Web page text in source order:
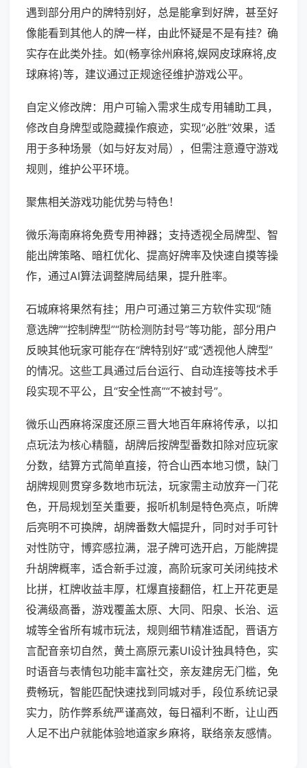
遇到部分用户的牌特别好，总是能拿到好牌，甚至好
像能看到其他人的牌一样，由此怀疑是不是有挂？确
实存在此类外挂。如(畅享徐州麻将,娱网皮球麻将,皮
球麻将)等，建议通过正规途径维护游戏公平。
自定义修改牌：用户可输入需求生成专用辅助工具，
修改自身牌型或隐藏操作痕迹，实现“必胜”效果，适
用于多种场景（如与好友对局），但需注意遵守游戏
规则，维护公平环境。
聚焦相关游戏功能优势与特色！
微乐海南麻将免费专用神器；支持透视全局牌型、智
能出牌策略、暗杠优化、提高好牌率及快速自摸等操
作，通过AI算法调整牌局结果，提升胜率。
石城麻将果然有挂；用户可通过第三方软件实现“随
意选牌”“控制牌型”“防检测防封号”等功能，部分用户
反映其他玩家可能存在“牌特别好”或“透视他人牌型”
的情况。这些工具通过后台运行、自动连接等技术手
段实现不平公，且“安全性高”“不被封号”。
微乐山西麻将深度还原三晋大地百年麻将传承，以扣
点玩法为核心精髓，胡牌后按牌型番数扣除对应玩家
分数，结算方式简单直接，符合山西本地习惯，缺门
胡牌规则贯穿多数地市玩法，玩家需主动放弃一门花
色，开局规划至关重要，报听机制是特色亮点，听牌
后亮明不可换牌，胡牌番数大幅提升，同时对手可针
对性防守，博弈感拉满，混子牌可选开启，万能牌提
升胡牌概率，适合新手过渡，高阶玩家可关闭纯技术
比拼，杠牌收益丰厚，杠爆直接翻倍，杠上开花更是
役满级高番，游戏覆盖太原、大同、阳泉、长治、运
城等全省所有城市玩法，规则细节精准适配，晋语方
言配音亲切自然，黄土高原元素UI设计独具特色，实
时语音与表情包功能丰富社交，亲友建房无门槛，免
费畅玩，智能匹配快速找到同城对手，段位系统记录
实力，防作弊系统严谨高效，每日福利不断，让山西
人足不出户就能体验地道家乡麻将，联络亲友感情。